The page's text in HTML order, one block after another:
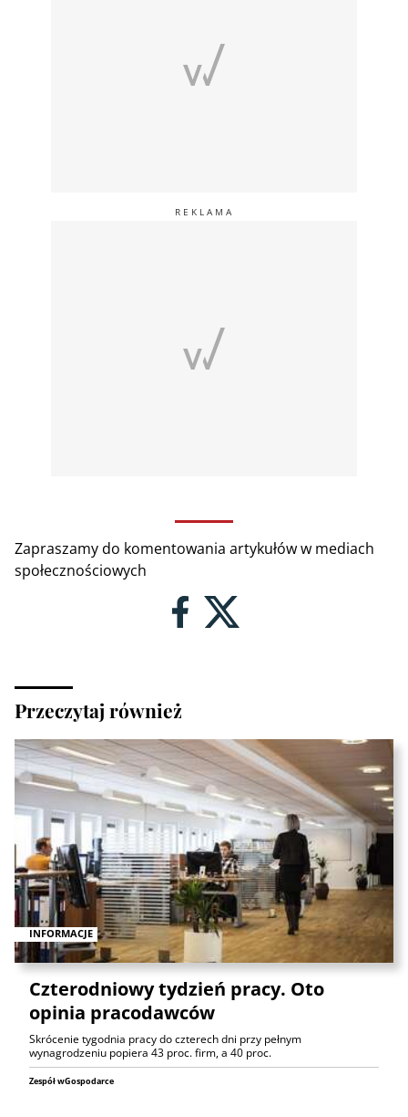
Zapraszamy do komentowania artykułów w mediach
społecznościowych
Przeczytaj również
INFORMACJE
Czterodniowy tydzień pracy. Oto
opinia pracodawców
Skrócenie tygodnia pracy do czterech dni przy pełnym
wynagrodzeniu popiera 43 proc. firm, a 40 proc.
Zespół wGospodarce